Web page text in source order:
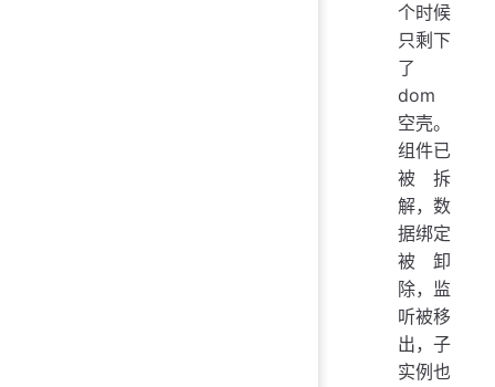
个时候
只剩下
了
dom
空壳。
组件已
被拆
解，数
据绑定
被卸
除，监
听被移
出，子
实例也